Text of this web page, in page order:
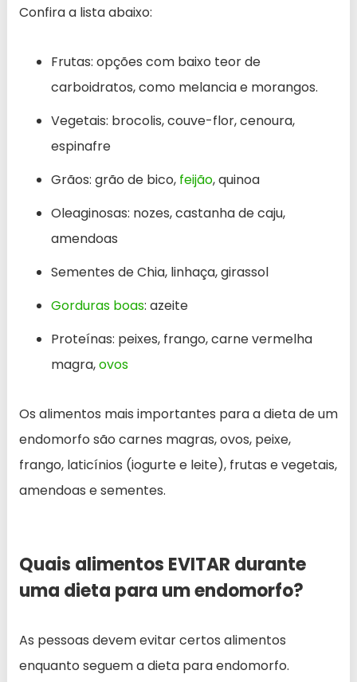
Confira a lista abaixo:
Frutas: opções com baixo teor de
carboidratos, como melancia e morangos.
Vegetais: brocolis, couve-flor, cenoura,
espinafre
Grãos: grão de bico, feijão, quinoa
Oleaginosas: nozes, castanha de caju,
amendoas
Sementes de Chia, linhaça, girassol
Gorduras boas: azeite
Proteínas: peixes, frango, carne vermelha
magra,ovos
Os alimentos mais importantes para a dieta de um
endomorfo são carnes magras, ovos, peixe,
frango, laticínios (iogurte e leite), frutas e vegetais,
amendoas e sementes.
Quais alimentos EVITAR durante
uma dieta para um endomorfo?
As pessoas devem evitar certos alimentos
enquanto seguem a dieta para endomorfo.